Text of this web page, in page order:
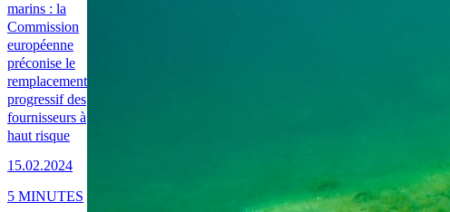
marins : la
Commission
européenne
préconise le
remplacement
progressif des
fournisseurs à
haut risque
15.02.2024
5 MINUTES